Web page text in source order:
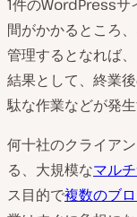
1件のWordPressサ
間がかかるところ
管理するとなれば
結果として、終業
駄な作業などが発
何十社のクライア
る、大規模なマル
ス目的で複数のブ